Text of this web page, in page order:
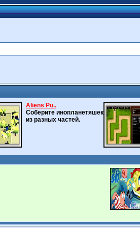
Aliens Pu..
Соберите инопланетяшек
из разных частей.